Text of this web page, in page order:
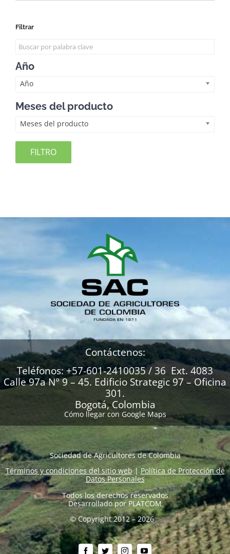
Filtrar
Año
Año
Meses del producto
Meses del producto
FILTRO
Contáctenos:
Teléfonos: +57-601-2410035 / 36 Ext. 4083
Calle 97a N° 9 – 45. Edificio Strategic 97 – Oficina
301.
Bogotá, Colombia
Cómo llegar con Google Maps
Sociedad de Agricultores de Colombia
Términos y condiciones del sitio web|Política de Protección de
Datos Personales
Todos los derechos reservados
Desarrollado por PLATCOM
© Copyright 2012 – 2026